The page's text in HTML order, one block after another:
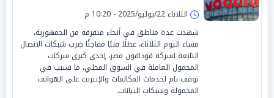
الثلاثاء 22/يوليو/2025 - 10:20 م
شهدت عدة مناطق في أنحاء متفرقة من الجمهورية،
مساء اليوم الثلاثاء، عطلًا فنيًا مفاجئًا ضرب شبكات الاتصال
التابعة لشركة فودافون مصر، إحدى كبرى شركات
المحمول العاملة في السوق المحلي، ما تسبب في
توقف تام لخدمات المكالمات والإنترنت على الهواتف
المحمولة وشبكات البيانات.